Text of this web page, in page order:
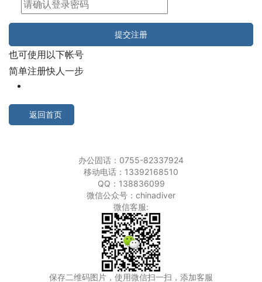
提交注册
也可使用以下帐号
简单注册快人一步
返回首页
办公固话： 0755-82337924
移动电话： 13392168510
QQ：138836099
微信公众号：chinadiver
微信客服:
保存二维码图片，使用微信扫一扫，添加客服